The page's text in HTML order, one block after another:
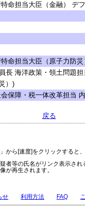
命担当大臣（金融） デ
命担当大臣（原子力防災
長 海洋政策・領土問題
）)
保障・税一体改革担当
戻る
から[速度]をクリックすると
者等の氏名がリンク表示さ
が再生されます。
せ 利用方法 FAQ